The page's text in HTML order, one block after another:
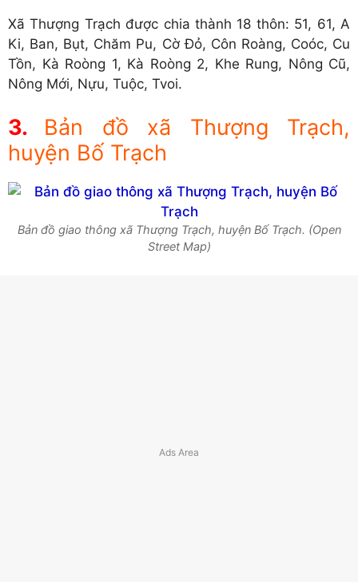
Xã Thượng Trạch được chia thành 18 thôn: 51, 61, A
Ki, Ban, Bụt, Chăm Pu, Cờ Đỏ, Côn Roàng, Coóc, Cu
Tồn, Kà Roòng 1, Kà Roòng 2, Khe Rung, Nông Cũ,
Nông Mới, Nựu, Tuộc, Tvoi.
Bản đồ xã Thượng Trạch,
huyện Bố Trạch
Bản đồ giao thông xã Thượng Trạch, huyện Bố Trạch. (Open
Street Map)